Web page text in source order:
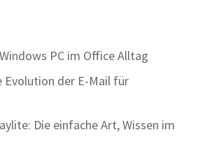
PC im Office Alltag
Evolution der E-Mail für
Die einfache Art, Wissen im